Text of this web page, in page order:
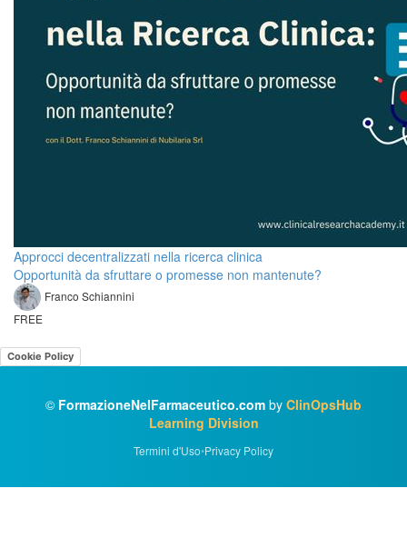
Approcci decentralizzati nella ricerca clinica
Opportunità da sfruttare o promesse non mantenute?
Franco Schiannini
FREE
Cookie Policy
© FormazioneNelFarmaceutico.com by ClinOpsHub
Learning Division
Termini d'Uso•Privacy Policy